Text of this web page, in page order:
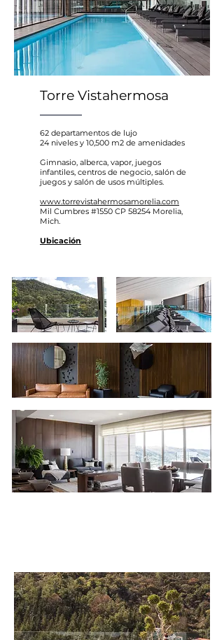
Torre Vistahermosa
62 departamentos de lujo
24 niveles y 10,500 m2 de amenidades
Gimnasio, alberca, vapor, juegos
infantiles, centros de negocio, salón de
juegos y salón de usos múltiples.
www.torrevistahermosamorelia.com
Mil Cumbres #1550 CP 58254 Morelia,
Mich.
Ubicación